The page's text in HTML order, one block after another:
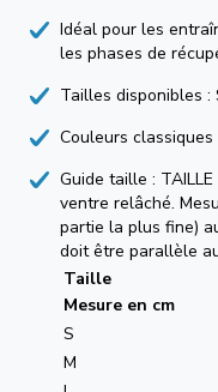
Idéal pour les
les phases de
Tailles disponibles :
Couleurs
Guide taille :
ventre relâché.
partie la plus fine)
doit être parallèle
Taille
Mesure en cm
S
M